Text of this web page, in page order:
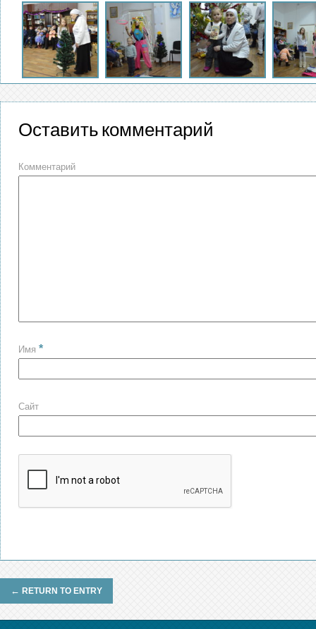
Оставить комментарий
Комментарий
Имя *
Сайт
← RETURN TO ENTRY